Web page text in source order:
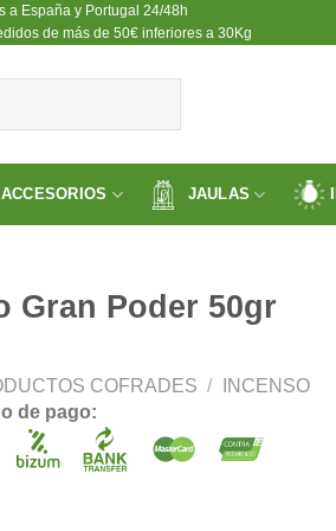
a España y Portugal 24/48h
de más de 50€ inferiores a 30Kg
ACCESORIOS JAULAS
Gran Poder 50gr
COFRADES /
INCENSO
de pago: